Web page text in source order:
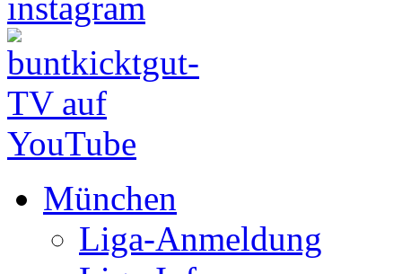
München
Liga-Anmeldung